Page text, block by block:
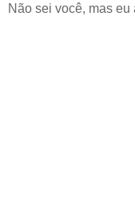
Não sei você, mas eu